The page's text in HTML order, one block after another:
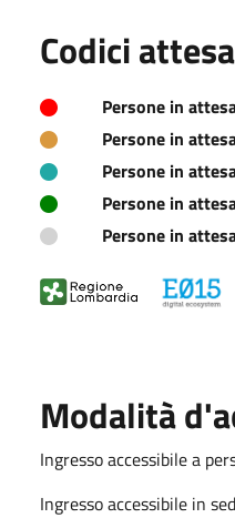
Codici attesa
Persone in
Persone in
Persone in
Persone in
Persone in
Modalità
Ingresso accessibile a
Ingresso accessibile in